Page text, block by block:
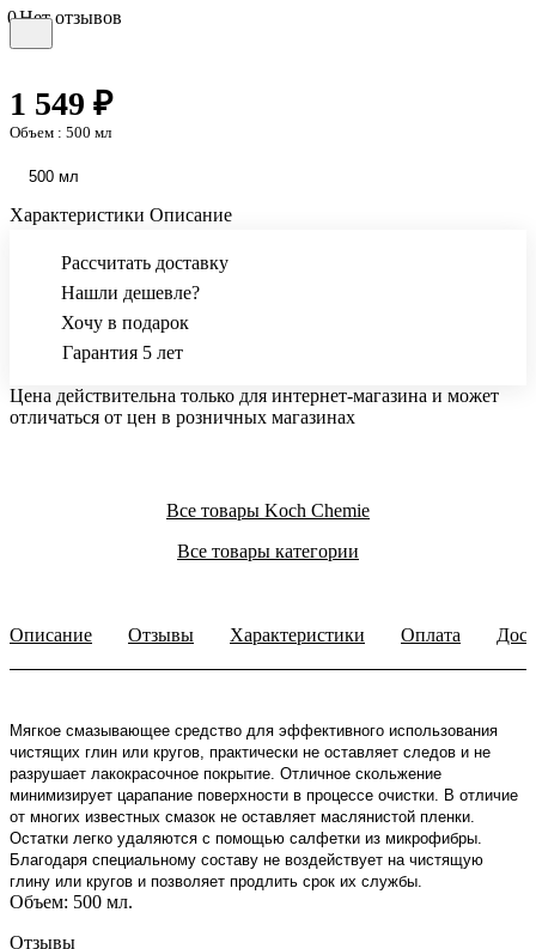
0Нет отзывов
1 549 ₽
Объем : 500 мл
500 мл
Характеристики Описание
Рассчитать доставку
Нашли дешевле?
Хочу в подарок
Гарантия 5 лет
Цена действительна только для интернет-магазина и может
отличаться от цен в розничных магазинах
Все товары Koch Chemie
Все товары категории
Описание Отзывы Характеристики Оплата
Мягкое смазывающее средство для эффективного использования
чистящих глин или кругов, практически не оставляет следов и не
разрушает лакокрасочное покрытие. Отличное скольжение
минимизирует царапание поверхности в процессе очистки. В отличие
от многих известных смазок не оставляет маслянистой пленки.
Остатки легко удаляются с помощью салфетки из микрофибры.
Благодаря специальному составу не воздействует на чистящую
глину или кругов и позволяет продлить срок их службы.
Объем: 500 мл.
Отзывы